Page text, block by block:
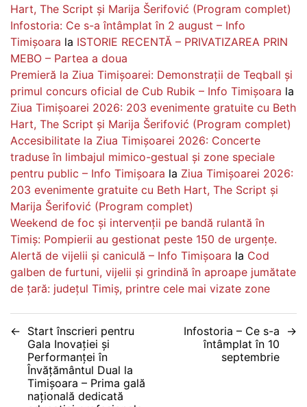
Hart, The Script și Marija Šerifović (Program complet)
Infostoria: Ce s-a întâmplat în 2 august – Info
Timișoara la ISTORIE RECENTĂ – PRIVATIZAREA PRIN
MEBO – Partea a doua
Premieră la Ziua Timișoarei: Demonstrații de Teqball și
primul concurs oficial de Cub Rubik – Info Timișoara la
Ziua Timișoarei 2026: 203 evenimente gratuite cu Beth
Hart, The Script și Marija Šerifović (Program complet)
Accesibilitate la Ziua Timișoarei 2026: Concerte
traduse în limbajul mimico-gestual și zone speciale
pentru public – Info Timișoara la Ziua Timișoarei 2026:
203 evenimente gratuite cu Beth Hart, The Script și
Marija Šerifović (Program complet)
Weekend de foc și intervenții pe bandă rulantă în
Timiș: Pompierii au gestionat peste 150 de urgențe.
Alertă de vijelii și caniculă – Info Timișoara la Cod
galben de furtuni, vijelii și grindină în aproape jumătate
de țară: județul Timiș, printre cele mai vizate zone
Navigare
articole
Start înscrieri pentru
Gala Inovației și
Performanței în
Învățământul Dual la
Timișoara – Prima gală
națională dedicată
Infostoria – Ce s-a
întâmplat în 10
septembrie